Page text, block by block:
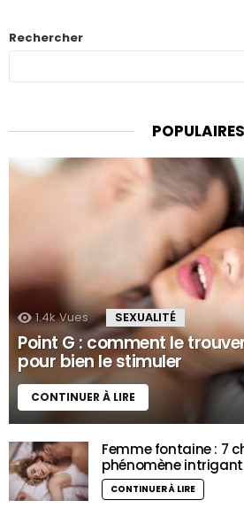
Rechercher
POPULAIRES
1.4k Vues SEXUALITÉ
Point G : comment le
pour bien le stimuler
CONTINUER À LIRE
Femme fontaine : 7
phénomène intrigant
CONTINUER À LIRE